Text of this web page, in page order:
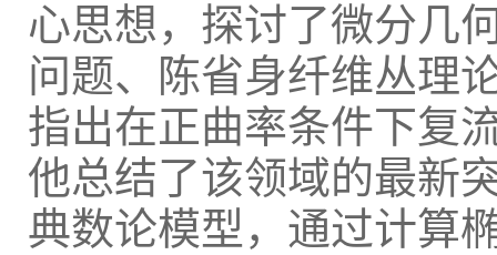
心思想，探讨了微分几
问题、陈省身纤维丛理
指出在正曲率条件下复
他总结了该领域的最新
典数论模型，通过计算